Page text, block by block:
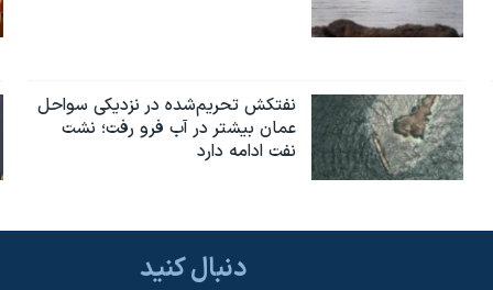
نفتکش تحریم‌شده در نزدیکی سواحل
عمان بیشتر در آب فرو رفت؛ نشت
نفت ادامه دارد
دنبال کنید